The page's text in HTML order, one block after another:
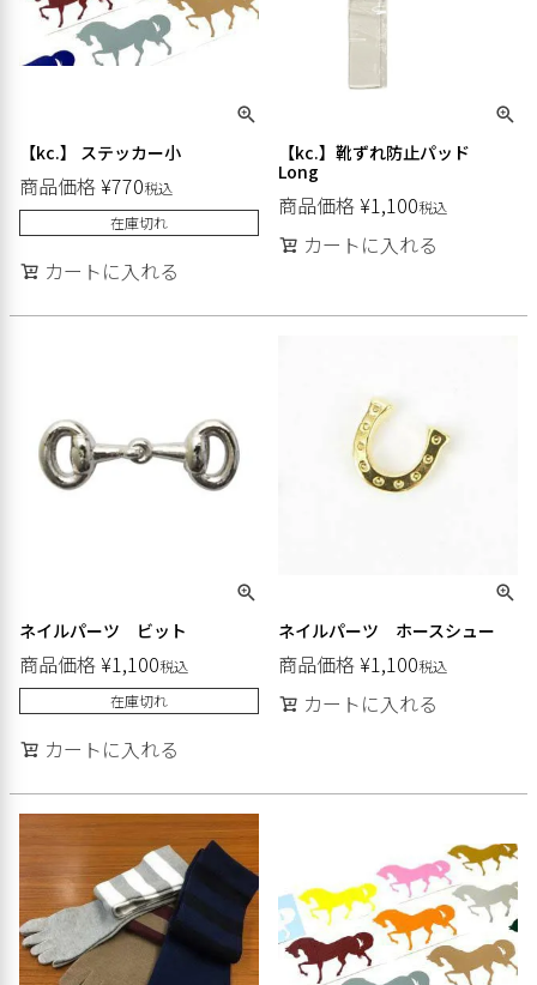
【kc.】 ステッカー小
商品価格 ¥770税込
在庫切れ
カートに入れる
【kc.】靴ずれ防止パッド
Long
商品価格 ¥1,100税込
カートに入れる
ネイルパーツ ビット
商品価格 ¥1,100税込
在庫切れ
カートに入れる
ネイルパーツ ホースシュー
商品価格 ¥1,100税込
カートに入れる